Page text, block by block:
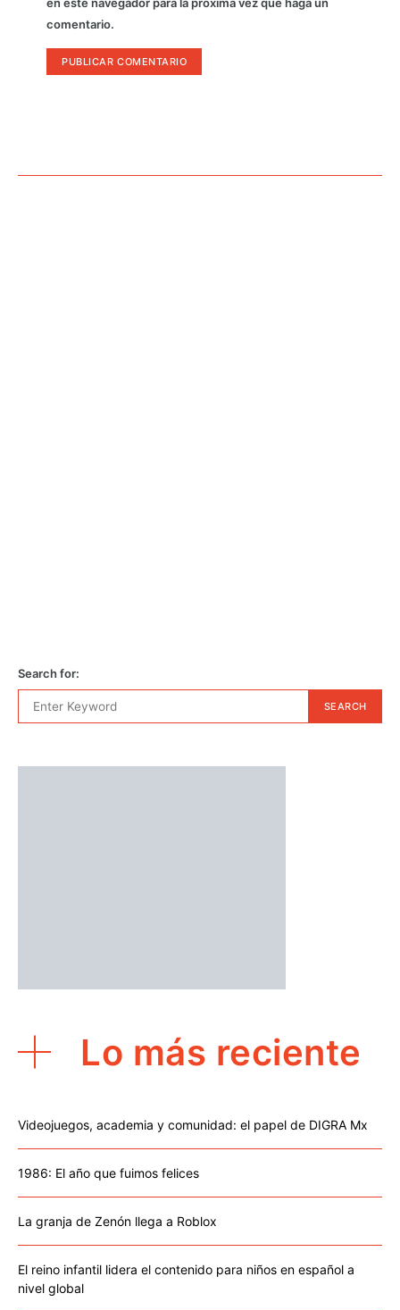
comentario.
Search for:
SEARCH
Lo más reciente
Videojuegos, academia y comunidad: el papel de DIGRA Mx
1986: El año que fuimos felices
La granja de Zenón llega a Roblox
El reino infantil lidera el contenido para niños en español a
nivel global